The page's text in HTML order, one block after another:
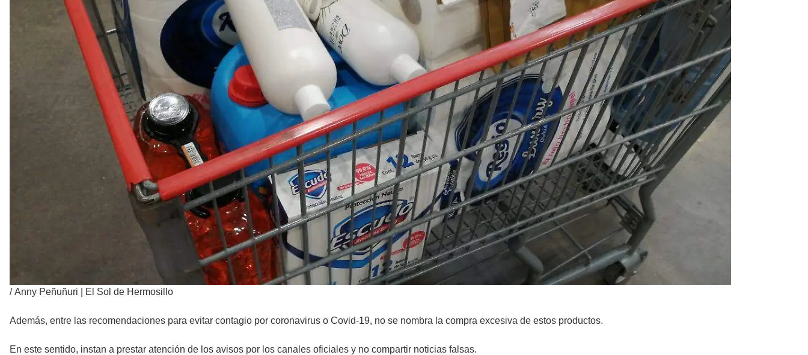
/Anny Peñuñuri | El Sol de Hermosillo
Además, entre las recomendaciones para evitar contagio por coronavirus o Covid-19, no se nombra la compra excesiva de estos productos.
En este sentido, instan a prestar atención de los avisos por los canales oficiales y no compartir noticias falsas.